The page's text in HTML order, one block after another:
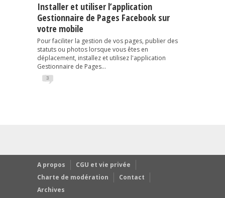
Installer et utiliser l’application
Gestionnaire de Pages Facebook sur
votre mobile
Pour faciliter la gestion de vos pages, publier des
statuts ou photos lorsque vous êtes en
déplacement, installez et utilisez l'application
Gestionnaire de Pages...
3
A propos
CGU et vie privée
Charte de modération
Contact
Archives